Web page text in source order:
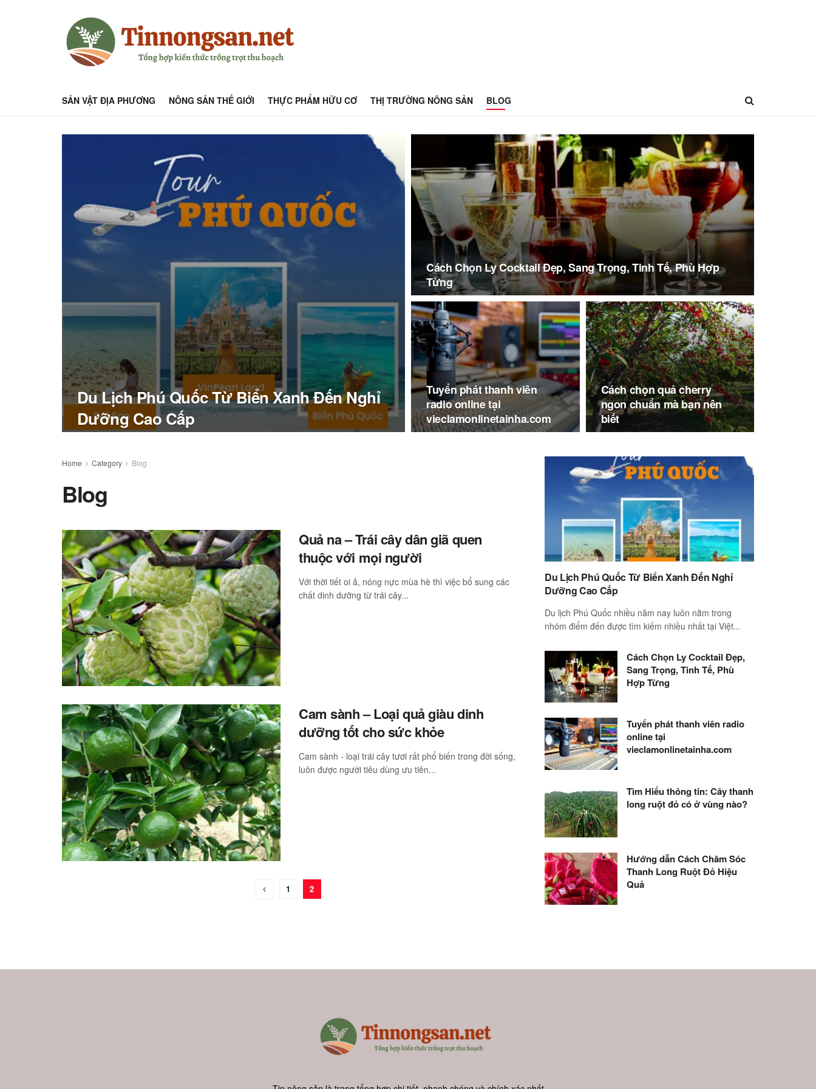
SẢN VẬT ĐỊA PHƯƠNG NÔNG SẢN THẾ GIỚI THỰC PHẨM HỮU CƠ THỊ TRƯỜNG NÔNG SẢN BLOG
Du Lịch Phú Quốc Từ Biển Xanh Đến Nghỉ
Dưỡng Cao Cấp
Cách Chọn Ly Cocktail Đẹp, Sang Trọng, Tinh Tế, Phù Hợp
Từng
Tuyển phát thanh viên
radio online tại
vieclamonlinetainha.com
Cách chọn quả cherry
ngon chuẩn mà bạn nên
biết
Home Category Blog
Blog
Quả na – Trái cây dân giã quen
thuộc với mọi người
Với thời tiết oi ả, nóng nực mùa hè thì việc bổ sung các
chất dinh dưỡng từ trái cây...
Cam sành – Loại quả giàu dinh
dưỡng tốt cho sức khỏe
Cam sành - loại trái cây tươi rất phổ biến trong đời sống,
luôn được người tiêu dùng ưu tiên...
1 2
Du Lịch Phú Quốc Từ Biển Xanh Đến Nghỉ
Dưỡng Cao Cấp
Du lịch Phú Quốc nhiều năm nay luôn nằm trong
nhóm điểm đến được tìm kiếm nhiều nhất tại Việt...
Cách Chọn Ly Cocktail Đẹp,
Sang Trọng, Tinh Tế, Phù
Hợp Từng
Tuyển phát thanh viên radio
online tại
vieclamonlinetainha.com
Tìm Hiểu thông tin: Cây thanh
long ruột đỏ có ở vùng nào?
Hướng dẫn Cách Chăm Sóc
Thanh Long Ruột Đỏ Hiệu
Quả